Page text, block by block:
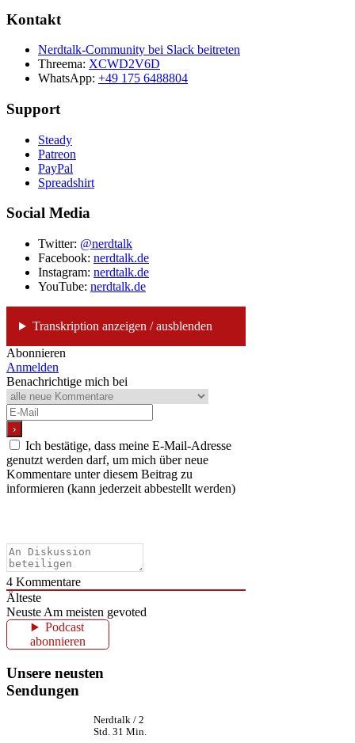
Kontakt
Nerdtalk-Community bei Slack beitreten
Threema: XCWD2V6D
WhatsApp: +49 175 6488804
Support
Steady
Patreon
PayPal
Spreadshirt
Social Media
Twitter: @nerdtalk
Facebook: nerdtalk.de
Instagram: nerdtalk.de
YouTube: nerdtalk.de
Transkription anzeigen / ausblenden
Abonnieren
Anmelden
Benachrichtige mich bei
Ich bestätige, dass meine E-Mail-Adresse
genutzt werden darf, um mich über neue
Kommentare unter diesem Beitrag zu
informieren (kann jederzeit abbestellt werden)
4 Kommentare
Älteste
Neuste Am meisten gevoted
Podcast
abonnieren
Unsere neusten
Sendungen
Nerdtalk / 2
Std. 31 Min.